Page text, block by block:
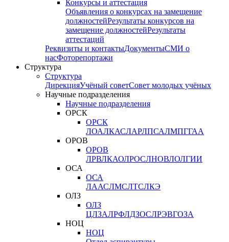
Конкурсы и аттестация
Объявления о конкурсах на замещение
должностейРезультаты конкурсов на
замещение должностейРезультаты
аттестаций
Реквизиты и контактыДокументыСМИ о
насФоторепортажи
Структура
Структура
ДирекцияУчёный советСовет молодых учёных
Научные подразделения
Научные подразделения
ОРСК
ОРСК
ЛОАЛКАСЛАРЛПСАЛМПГГАА
ОРОВ
ОРОВ
ЛРВЛКАОЛРОСЛНОВЛОЛГИИ
ОСА
ОСА
ЛААСЛМСЛТСЛКЭ
ОЛЗ
ОЛЗ
ЦЛЗАЛРФЛДЗОСЛРЭВГОЗА
НОЦ
НОЦ